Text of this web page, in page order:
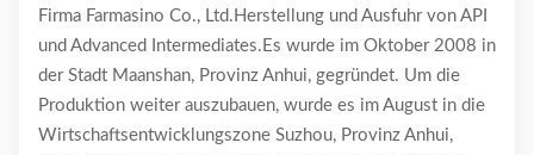
Firma Farmasino Co., Ltd.Herstellung und Ausfuhr von API
und Advanced Intermediates.Es wurde im Oktober 2008 in
der Stadt Maanshan, Provinz Anhui, gegründet. Um die
Produktion weiter auszubauen, wurde es im August in die
Wirtschaftsentwicklungszone Suzhou, Provinz Anhui,